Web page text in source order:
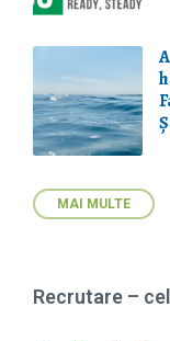
MAI MULTE
Recrutare –